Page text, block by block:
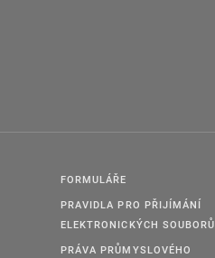
FORMULÁŘE
PRAVIDLA PRO PŘIJÍMÁNÍ
ELEKTRONICKÝCH SOUBORŮ
PRÁVA PRŮMYSLOVÉHO